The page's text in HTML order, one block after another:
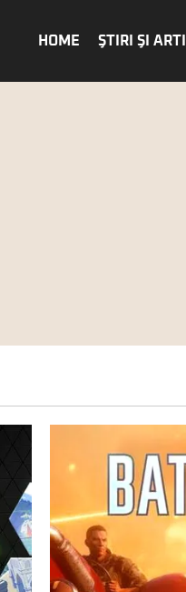
HOME ŞTIRI ŞI